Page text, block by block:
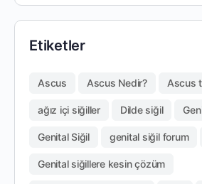
Etiketler
Ascus Ascus Nedir? Ascus
ağız içi siğiller Dilde siğil
Genital Siğil genital siğil forum
Genital siğillere kesin çözüm